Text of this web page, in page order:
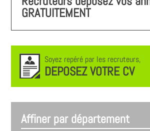
GRATUITEMENT
Soyez repéré par les recruteurs,
DEPOSEZ VOTRE CV
Affiner par département